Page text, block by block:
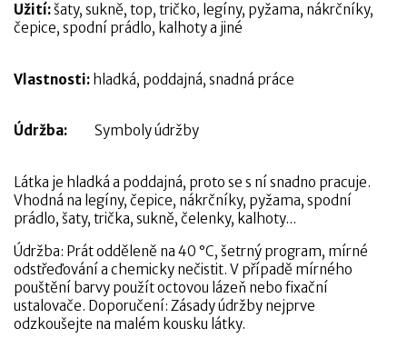
Užití:šaty, sukně, top, tričko, legíny, pyžama, nákrčníky,
čepice, spodní prádlo, kalhoty a jiné
Vlastnosti: hladká, poddajná, snadná práce
Údržba: Symboly údržby
Látka je hladká a poddajná, proto se s ní snadno pracuje.
Vhodná na legíny, čepice, nákrčníky, pyžama, spodní
prádlo, šaty, trička, sukně, čelenky, kalhoty...
Údržba: Prát odděleně na 40 °C, šetrný program, mírné
odstřeďování a chemicky nečistit. V případě mírného
pouštění barvy použít octovou lázeň nebo fixační
ustalovače. Doporučení: Zásady údržby nejprve
odzkoušejte na malém kousku látky.